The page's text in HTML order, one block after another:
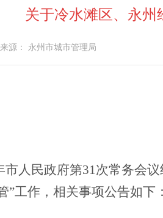
关于冷水滩区、永州
： 永州市城市管理局
市人民政府第31次常务会
”工作 ， 相关事项公告如下